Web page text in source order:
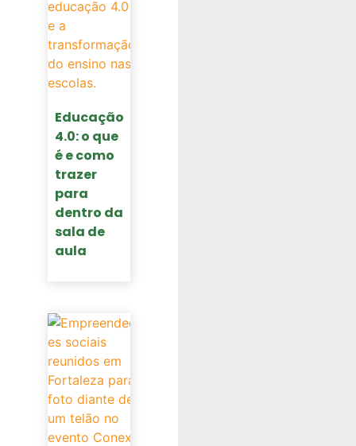
Educação
4.0: o que
é e como
trazer
para
dentro da
sala de
aula